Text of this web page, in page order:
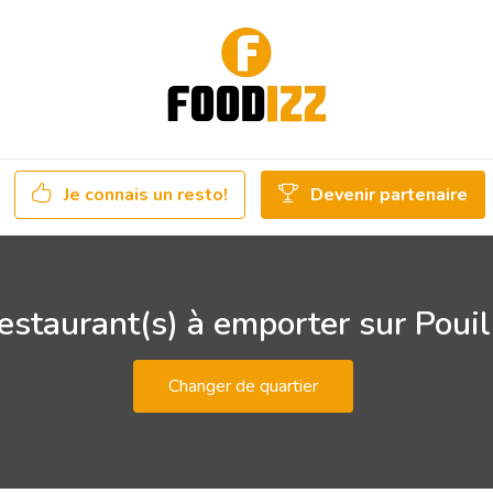
Je connais un resto! Devenir partenaire
à emporter sur
Changer de quartier